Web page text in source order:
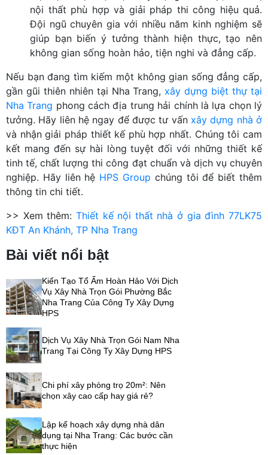
nội thất phù hợp và giải pháp thi công hiệu quả.
Đội ngũ chuyên gia với nhiều năm kinh nghiệm sẽ
giúp bạn biến ý tưởng thành hiện thực, tạo nên
không gian sống hoàn hảo, tiện nghi và đẳng cấp.
Nếu bạn đang tìm kiếm một không gian sống đẳng cấp,
gần gũi thiên nhiên tại Nha Trang, xây dựng biệt thự tại
Nha Trang phong cách địa trung hải chính là lựa chọn lý
tưởng. Hãy liên hệ ngay để được tư vấnxây dựng nhà ở
và nhận giải pháp thiết kế phù hợp nhất. Chúng tôi cam
kết mang đến sự hài lòng tuyệt đối với những thiết kế
tinh tế, chất lượng thi công đạt chuẩn và dịch vụ chuyên
nghiệp. Hãy liên hệ HPS Group chúng tôi để biết thêm
thông tin chi tiết.
>> Xem thêm: Thiết kế nội thất nhà ở gia đình 77LK75
KĐT An Khánh, TP Nha Trang
Bài viết nổi bật
Kiến Tạo Tổ Ấm Hoàn Hảo Với Dịch
Vụ Xây Nhà Trọn Gói Phường Bắc
Nha Trang Của Công Ty Xây Dựng
HPS
Dịch Vụ Xây Nhà Trọn Gói Nam Nha
Trang Tại Công Ty Xây Dựng HPS
Chi phí xây phòng trọ 20m²: Nên
chọn xây cao cấp hay giá rẻ?
Lập kế hoạch xây dựng nhà dân
dụng tại Nha Trang: Các bước cần
thực hiện